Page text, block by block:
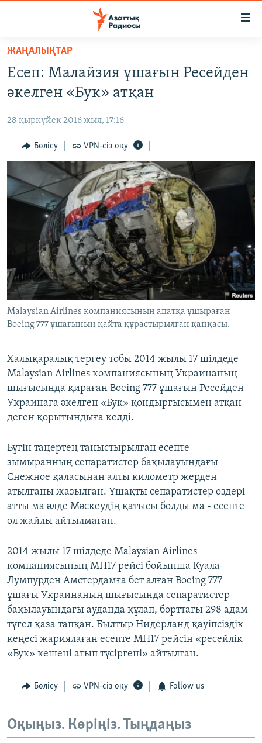
Skip
main
content
to
Navigation
Skip
to
Search
ҚАҢТАР ОҚИҒАСЫ
АДАМ ҚҰҚЫҚТАРЫ
ӘЛЕУМЕТ
ӘЛЕМ
АРНАЙЫ ЖОБАЛАР
Русский
ЖАЗЫЛЫҢЫЗ
Басқа тілдерде
ЖАҢАЛЫҚТАР
Есеп: Малайзия ұшағын Ресейден
әкелген «Бук» атқан
28 қыркүйек 2016 жыл, 17:16
Бөлісу VPN-сіз оқу
Malaysian Airlines компаниясының апатқа ұшыраған
Boeing 777 ұшағының қайта құрастырылған қаңқасы.
Халықаралық тергеу тобы 2014 жылы 17 шілдеде
Malaysian Airlines компаниясының Украинаның
шығысында қираған Boeing 777 ұшағын Ресейден
Украинаға әкелген «Бук» қондырғысымен атқан
деген қорытындыға келді.
Бүгін таңертең таныстырылған есепте
зымыранның сепаратистер бақылауындағы
Снежное қаласынан алты километр жерден
атылғаны жазылған. Ұшақты сепаратистер өздері
атты ма әлде Мәскеудің қатысы болды ма - есепте
ол жайлы айтылмаған.
2014 жылы 17 шілдеде Malaysian Airlines
компаниясының MH17 рейсі бойынша Куала-
Лумпурден Амстердамға бет алған Boeing 777
ұшағы Украинаның шығысында сепаратистер
бақылауындағы ауданда құлап, борттағы 298 адам
түгел қаза тапқан. Былтыр Нидерланд қауіпсіздік
кеңесі жариялаған есепте MH17 рейсін «ресейлік
«Бук» кешені атып түсіргені» айтылған.
Бөлісу VPN-сіз оқу Follow us
Оқыңыз. Көріңіз. Тыңдаңыз